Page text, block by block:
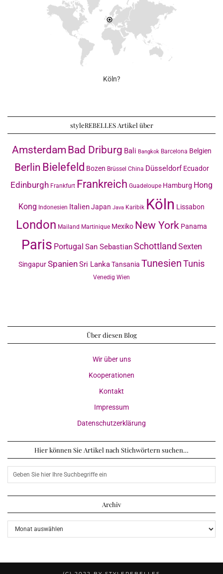
Köln?
styleREBELLES Artikel über
Amsterdam Bad Driburg Bali Bangkok Barcelona Belgien
Berlin Bielefeld Bozen Brüssel China Düsseldorf Ecuador
Edinburgh Frankfurt Frankreich Guadeloupe Hamburg Hong
Kong Indonesien ItalienJapan Java Karibik Köln Lissabon
London Mailand Martinique Mexiko New York Panama
Paris Portugal San SebastianSchottland Sexten
SingapurSpanienSri LankaTansania TunesienTunis
Venedig Wien
Über diesen Blog
Wir über uns
Kooperationen
Kontakt
Impressum
Datenschutzerklärung
Hier können Sie Artikel nach Stichwörtern suchen…
Archiv
Archiv